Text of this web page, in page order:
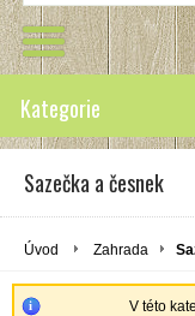
Kategorie
Sazečka a česnek
Úvod Zahrada
V této